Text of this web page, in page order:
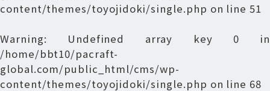
content/themes/toyojidoki/single.php on line51
Warning: Undefined array key 0 in
/home/bbt10/pacraft-
global.com/public_html/cms/wp-
content/themes/toyojidoki/single.php on line 68